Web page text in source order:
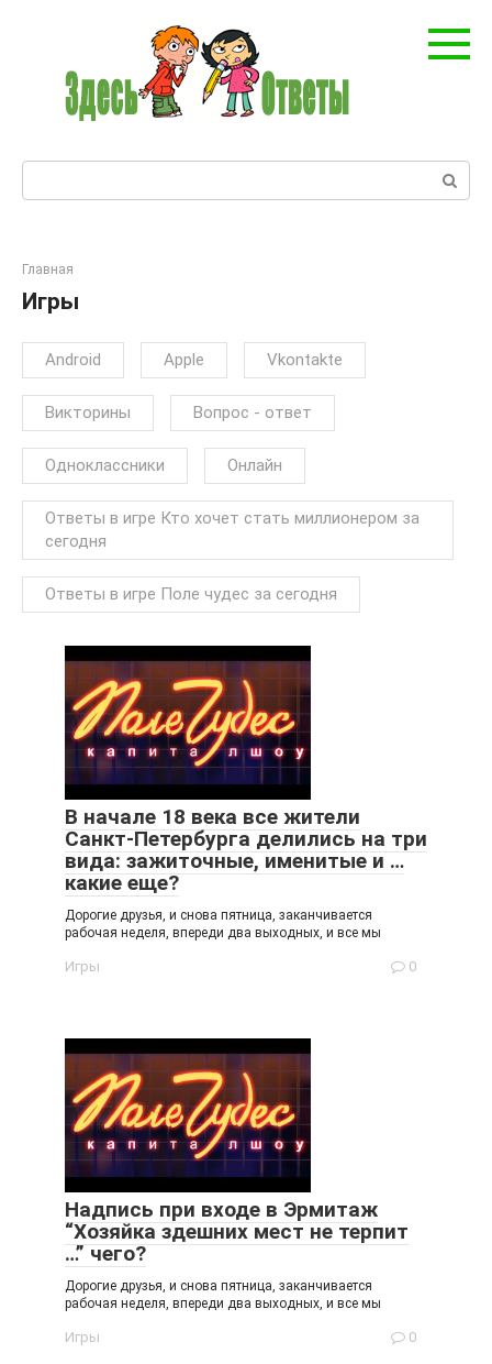
Поиск:
Главная
Игры
Android Apple Vkontakte
Викторины Вопрос - ответ
Одноклассники Онлайн
Ответы в игре Кто хочет стать миллионером за
сегодня
Ответы в игре Поле чудес за сегодня
В начале 18 века все жители
Санкт-Петербурга делились на три
вида: зажиточные, именитые и …
какие еще?
Дорогие друзья, и снова пятница, заканчивается
рабочая неделя, впереди два выходных, и все мы
Игры 0
Надпись при входе в Эрмитаж
“Хозяйка здешних мест не терпит
…” чего?
Дорогие друзья, и снова пятница, заканчивается
рабочая неделя, впереди два выходных, и все мы
Игры 0